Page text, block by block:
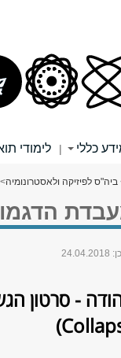
כללי | לימודי
נמצא כאן
ביה"ס לפיזיקה ולאסטרונומיה
24.04.2018
- סרטון